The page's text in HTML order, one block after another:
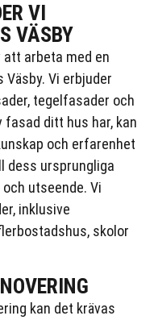
VI
VÄSBY
att arbeta med en
Vi erbjuder
tegelfasader och
ditt hus har, kan
och erfarenhet
dess ursprungliga
utseende. Vi
inklusive
skolor
kan det krävas